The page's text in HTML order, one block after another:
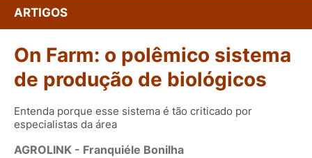
ARTIGOS
On Farm: o polêmico sistema
de produção de biológicos
Entenda porque esse sistema é tão criticado por
especialistas da área
AGROLINK - Franquiéle Bonilha